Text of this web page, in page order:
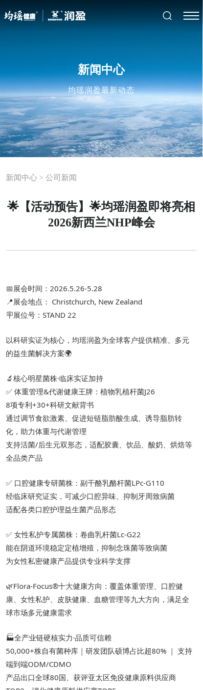
新闻中心
均瑶润盈最新动态
新闻中心 >公司新闻
🌟【活动预告】🌟均瑶润盈即将亮相
2026新西兰NHP峰会
📅展会时间：2026.5.26-5.28
📍展会地点： Christchurch, New Zealand
🪧展位号：STAND 22
以科研实证为核心，均瑶润盈为全球客户提供精准、多元
的益生菌解决方案🌍
🔬核心明星菌株·临床实证加持
✅ 体重管理&代谢健康王牌：植物乳植杆菌J26
8项专利+30+科研文献背书
通过调节食欲激素、促进短链脂肪酸生成、诱导脂肪转
化，助力体重与代谢管理
支持活菌/后生元双形态，适配胶囊、饮品、酸奶、烘焙等
全品类产品
✅ 口腔健康专研菌株：副干酪乳酪杆菌LPc-G110
经临床研究证实，可减少口腔异味、抑制牙周致病菌
适配各类口腔护理益生菌产品形态
✅ 女性私护专属菌株：卷曲乳杆菌Lc-G22
能在阴道环境稳定定植增殖，抑制念珠菌等致病菌
为女性私密健康产品提供专业科学支撑
🌿Flora-Focus®十大健康方向：覆盖体重管理、口腔健
康、女性私护、皮肤健康、血糖管理等九大方向，满足全
球市场多元健康需求
🏭全产业链硬核实力·品质可信赖
50,000+株自有菌种库｜研发团队硕博占比超80% ｜ 支持
端到端ODM/CDMO
产品出口全球80国、获评亚太区免疫健康原料供应商